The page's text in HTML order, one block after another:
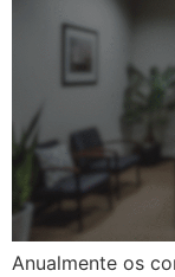
Anualmente os